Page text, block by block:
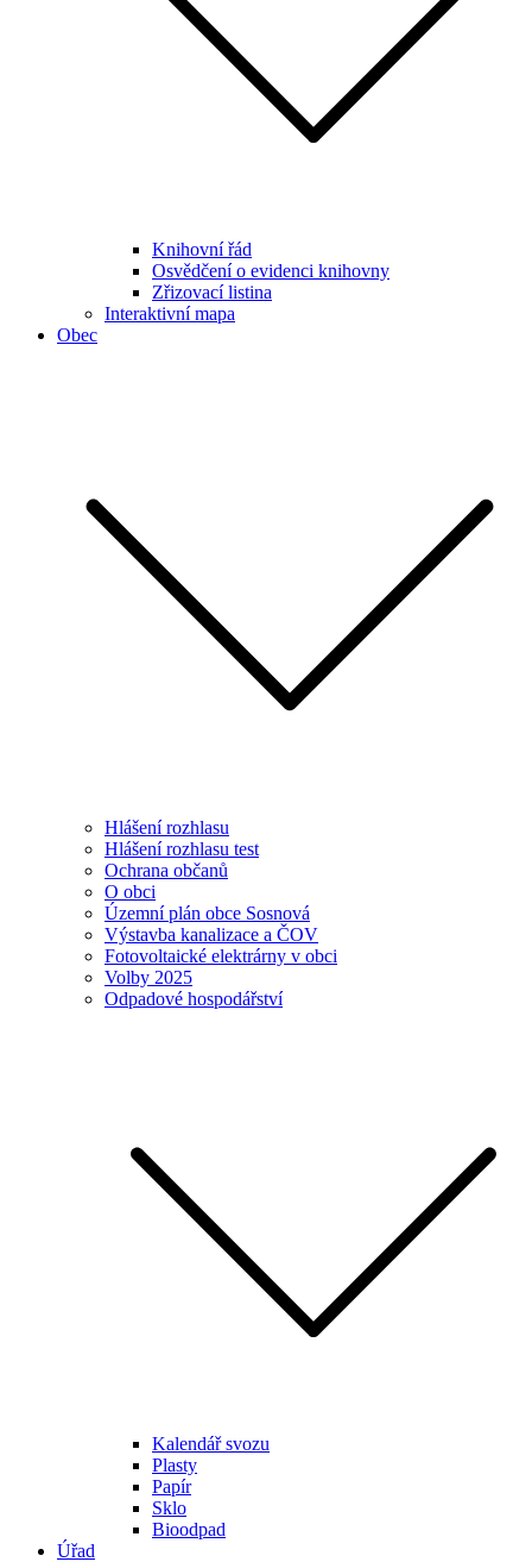
Knihovní řád
Osvědčení o evidenci knihovny
Zřizovací listina
Interaktivní mapa
Obec
Hlášení rozhlasu
Hlášení rozhlasu test
Ochrana občanů
O obci
Územní plán obce Sosnová
Výstavba kanalizace a ČOV
Fotovoltaické elektrárny v obci
Volby 2025
Odpadové hospodářství
Kalendář svozu
Plasty
Papír
Sklo
Bioodpad
Úřad